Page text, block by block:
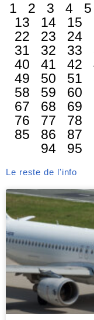
1 2 3 4 5
13
14 15
22
23 24
31
32 33
40
41 42
49
50 51
58
59 60
67
68 69
76
77 78
85
86 87
94
95
Le reste de l'info